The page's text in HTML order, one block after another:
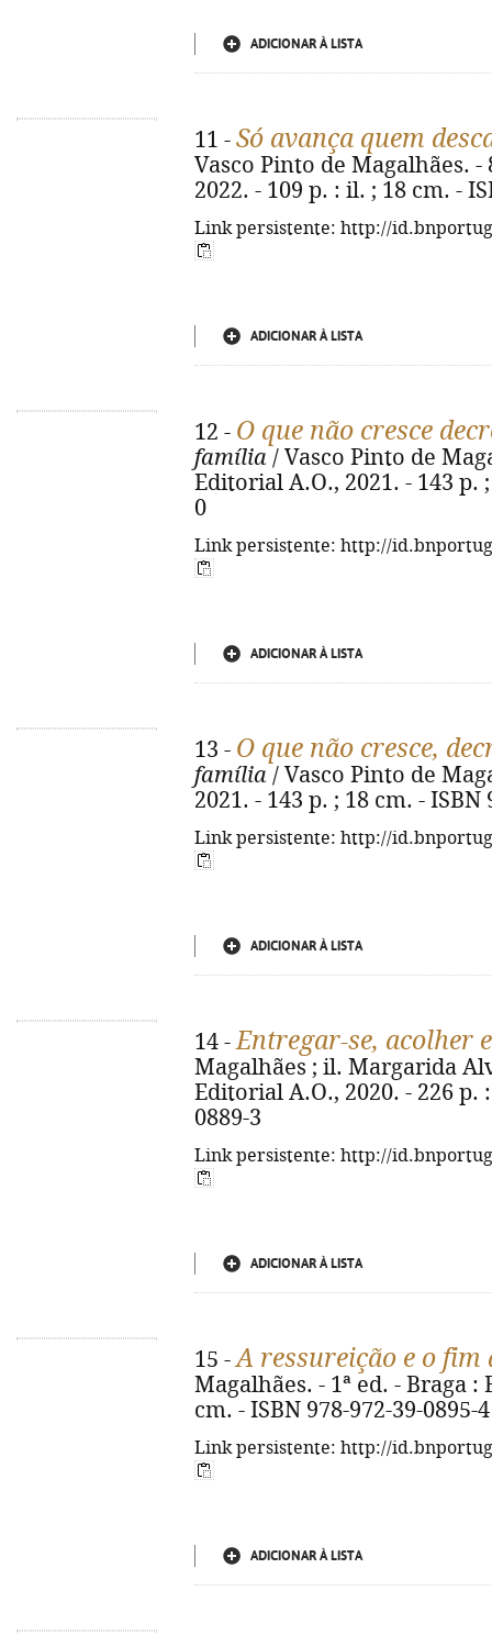
ADICIONAR À LISTA
11 - Só avança quem
Vasco Pinto de Magalhães. -
2022. - 109 p. : il. ; 18 cm. -
Link persistente: http://
ADICIONAR À LISTA
12 - O que não cresce
família / Vasco Pinto de
Editorial A.O., 2021. - 143 p.
0
Link persistente: http://
ADICIONAR À LISTA
13 - O que não cresce,
família / Vasco Pinto de
2021. - 143 p. ; 18 cm. - ISBN
Link persistente: http://
ADICIONAR À LISTA
14 -Entregar-se, acolher
Magalhães ; il. Margarida
Editorial A.O., 2020. - 226 p.
0889-3
Link persistente: http://
ADICIONAR À LISTA
15 -A ressureição e o fim
Magalhães. - 1ª ed. - Braga
cm. - ISBN 978-972-39-0895-4
Link persistente: http://
ADICIONAR À LISTA